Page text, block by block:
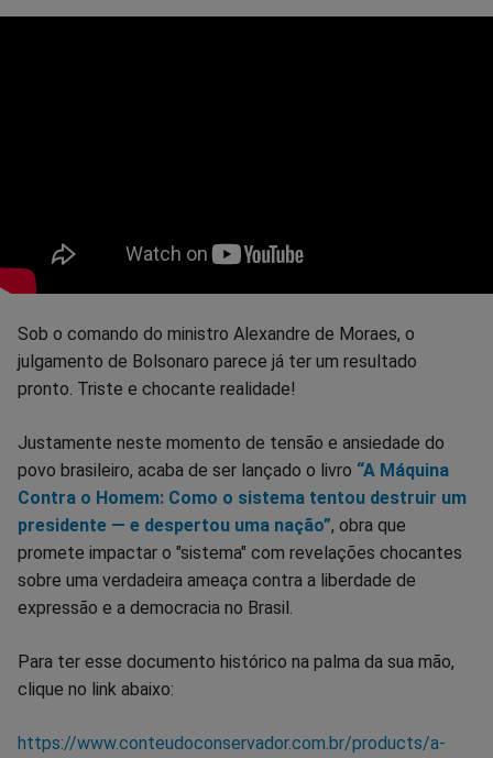
Sob o comando do ministro Alexandre de Moraes, o
julgamento de Bolsonaro parece já ter um resultado
pronto. Triste e chocante realidade!
Justamente neste momento de tensão e ansiedade do
povo brasileiro, acaba de ser lançado o livro “A Máquina
Contra o Homem: Como o sistema tentou destruir um
presidente — e despertou uma nação”, obra que
promete impactar o "sistema" com revelações chocantes
sobre uma verdadeira ameaça contra a liberdade de
expressão e a democracia no Brasil.
Para ter esse documento histórico na palma da sua mão,
clique no link abaixo:
https://www.conteudoconservador.com.br/products/a-